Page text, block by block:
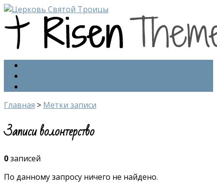
Главная > Метки записи
Записи волонтерство
0записей
По данному запросу ничего не найдено.